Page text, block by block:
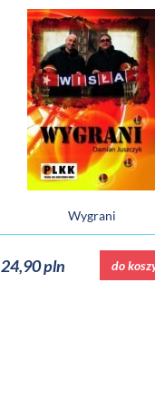
Wygrani
24,90 pln do